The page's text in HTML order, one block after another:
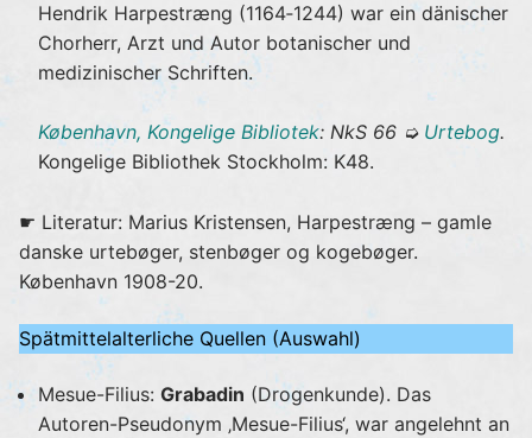
Hendrik Harpestræng (1164‐1244) war ein dänischer
Chorherr, Arzt und Autor botanischer und
medizinischer Schriften.
København, Kongelige Bibliotek: NkS 66 ➭ Urtebog.
Kongelige Bibliothek Stockholm: K48.
☛ Literatur: Marius Kristensen, Harpestræng – gamle
danske urtebøger, stenbøger og kogebøger.
København 1908-20.
Spätmittelalterliche Quellen (Auswahl)
Mesue-Filius: Grabadin (Drogenkunde). Das
Autoren-Pseudonym ‚Mesue-Filius‘, war angelehnt an